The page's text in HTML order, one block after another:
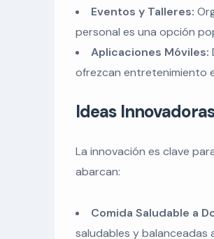
Eventos y Talleres:
personal es una opción
Aplicaciones Móviles:
ofrezcan entretenimiento
Ideas
La innovación es clave
abarcan:
Comida Saludable a
saludables y balanceadas